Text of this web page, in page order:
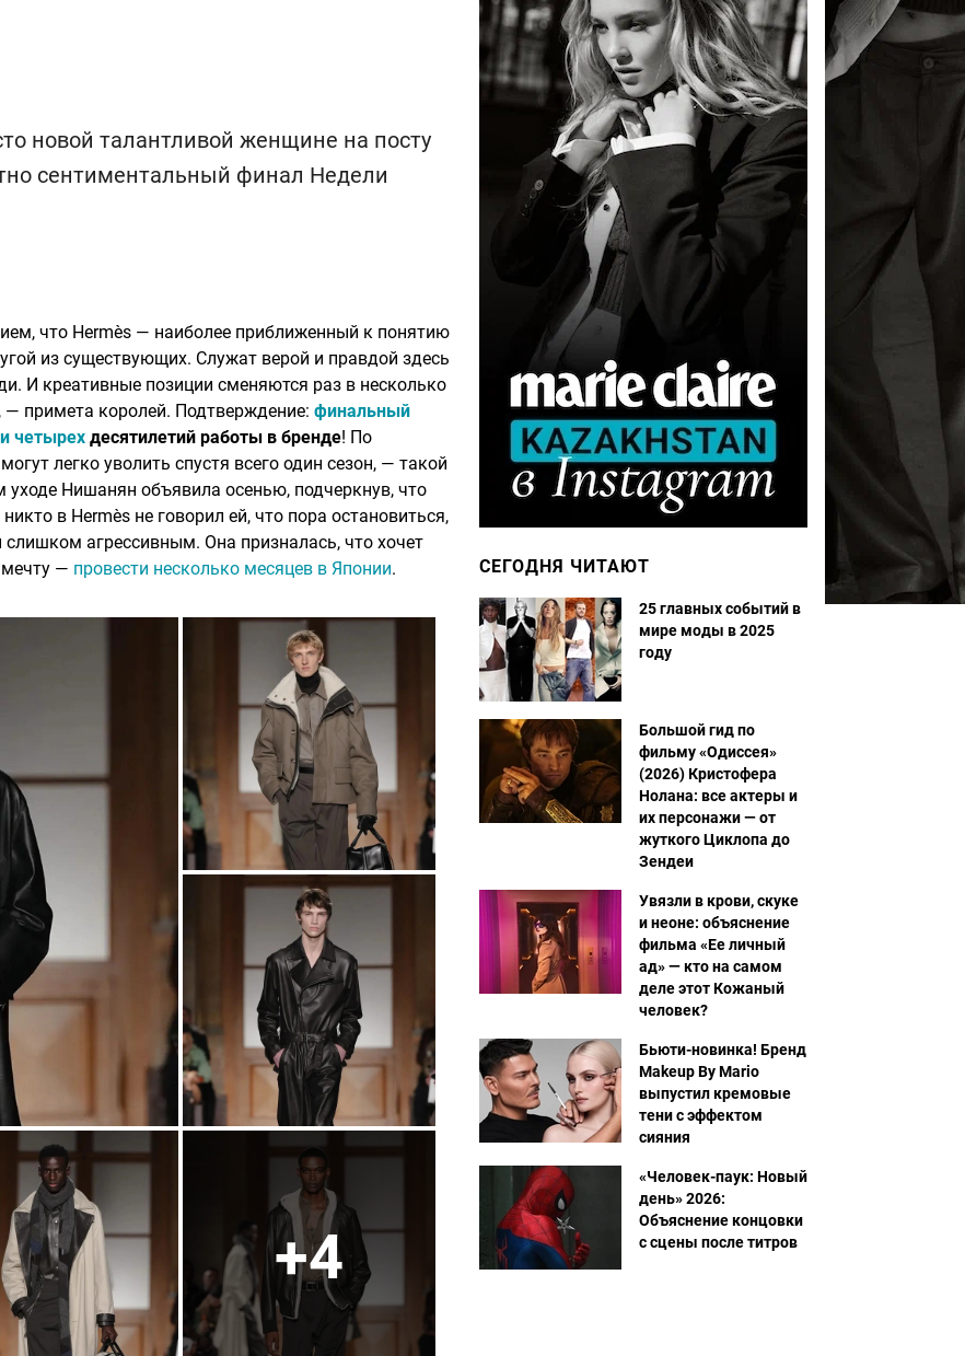
новой талантливой женщине на посту
сентиментальный финал Недели
что Hermès — наиболее приближенный к понятию
из существующих. Служат верой и правдой здесь
И креативные позиции сменяются раз в несколько
— примета королей. Подтверждение: финальный
четырех десятилетий работы в бренде! По
легко уволить спустя всего один сезон, — такой
Нишанян объявила осенью, подчеркнув, что
в Hermès не говорил ей, что пора остановиться,
агрессивным. Она призналась, что хочет
— провести несколько месяцев в Японии.
+4
СЕГОДНЯ ЧИТАЮТ
25 главных событий в
мире моды в 2025
году
Большой гид по
фильму «Одиссея»
(2026) Кристофера
Нолана: все актеры и
их персонажи — от
жуткого Циклопа до
Зендеи
Увязли в крови, скуке
и неоне: объяснение
фильма «Ее личный
ад» — кто на самом
деле этот Кожаный
человек?
Бьюти-новинка! Бренд
Makeup By Mario
выпустил кремовые
тени с эффектом
сияния
«Человек-паук: Новый
день» 2026:
Объяснение концовки
с сцены после титров